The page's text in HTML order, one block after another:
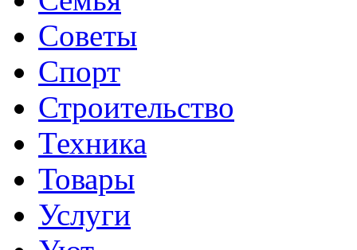
Советы
Спорт
Строительство
Техника
Товары
Услуги